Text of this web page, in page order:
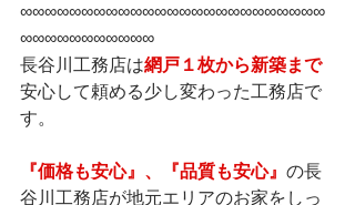
∞∞∞∞∞∞∞∞∞∞∞∞∞∞∞∞∞∞∞∞∞∞∞∞∞
∞∞∞∞∞∞∞∞∞∞∞
長谷川工務店は網戸１枚から新築まで
安心して頼める少し変わった工務店で
す。
『価格も安心』、『品質も安心』 の長
谷川工務店が地元エリアのお家をしっ